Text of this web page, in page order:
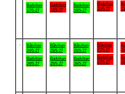
Badviken
17/5-27
Badviken
18/5-27
Badviken
19/5-27
Badviken
20/5-27
Båtviken
24/5-27
Badviken
24/5-27
Båtviken
25/5-27
Badviken
25/5-27
Båtviken
26/5-27
Badviken
26/5-27
Båtviken
27/5-27
Badviken
27/5-27